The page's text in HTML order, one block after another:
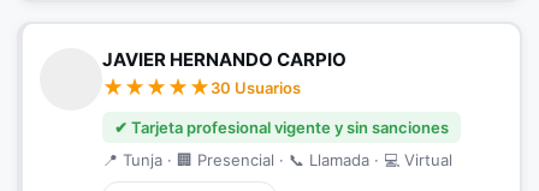
JAVIER HERNANDO CARPIO
30 Usuarios
✔ Tarjeta profesional vigente y sin sanciones
📍 Tunja · 🏢 Presencial · 📞 Llamada · 💻 Virtual